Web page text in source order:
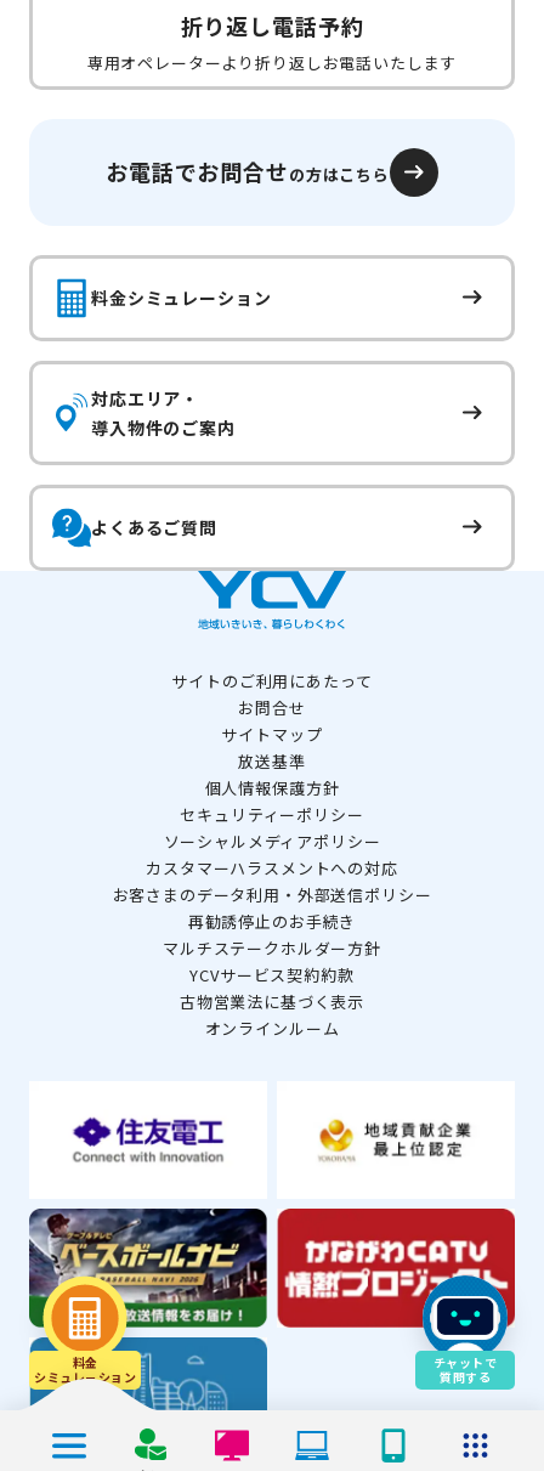
折り返し電話予約
専用オペレーターより折り返しお電話いたします
お電話でお問合せの方はこちら
料金シミュレーション
対応エリア・
導入物件のご案内
よくあるご質問
料金
シミュレ－ション
サイトのご利用にあたって
お問合せ
サイトマップ
放送基準
個人情報保護方針
セキュリティーポリシー
ソーシャルメディアポリシー
カスタマーハラスメントへの対応
お客さまのデータ利用・外部送信ポリシー
再勧誘停止のお手続き
マルチステークホルダー方針
YCVサービス契約約款
古物営業法に基づく表示
オンラインルーム
チャットで
質問する